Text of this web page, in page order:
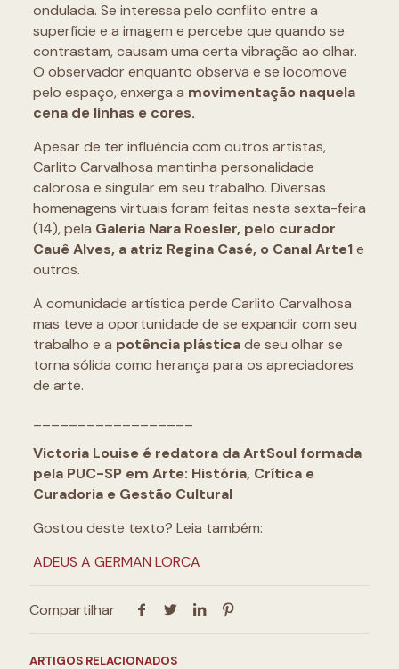
ondulada. Se interessa pelo conflito entre a
superfície e a imagem e percebe que quando se
contrastam, causam uma certa vibração ao olhar.
O observador enquanto observa e se locomove
pelo espaço, enxerga a movimentação naquela
cena de linhas e cores.
Apesar de ter influência com outros artistas,
Carlito Carvalhosa mantinha personalidade
calorosa e singular em seu trabalho. Diversas
homenagens virtuais foram feitas nesta sexta-feira
(14), pela Galeria Nara Roesler, pelo curador
Cauê Alves, a atriz Regina Casé, o Canal Arte1e
outros.
A comunidade artística perde Carlito Carvalhosa
mas teve a oportunidade de se expandir com seu
trabalho e a potência plásticade seu olhar se
torna sólida como herança para os apreciadores
de arte.
Victoria Louise é redatora da ArtSoul formada
pela PUC-SP em Arte: História, Crítica e
Curadoria e Gestão Cultural
Gostou deste texto? Leia também:
ADEUS A GERMAN LORCA
Compartilhar
ARTIGOS RELACIONADOS